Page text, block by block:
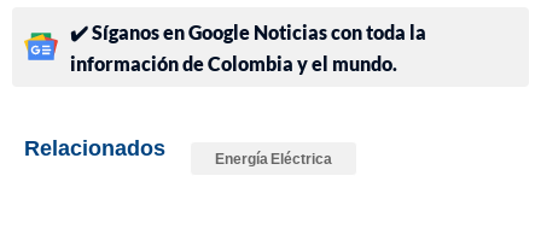
✔️ Síganos en Google Noticias con toda la
información de Colombia y el mundo.
Relacionados Energía Eléctrica